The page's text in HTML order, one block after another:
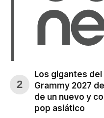
Los gigantes
Grammy 2027
de un nuevo y
pop asiático